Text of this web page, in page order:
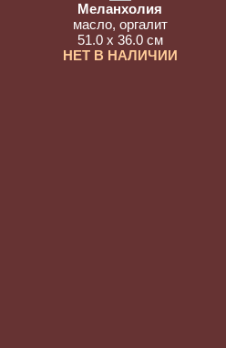
Меланхолия
масло, оргалит
51.0 x 36.0 см
НЕТ В НАЛИЧИИ